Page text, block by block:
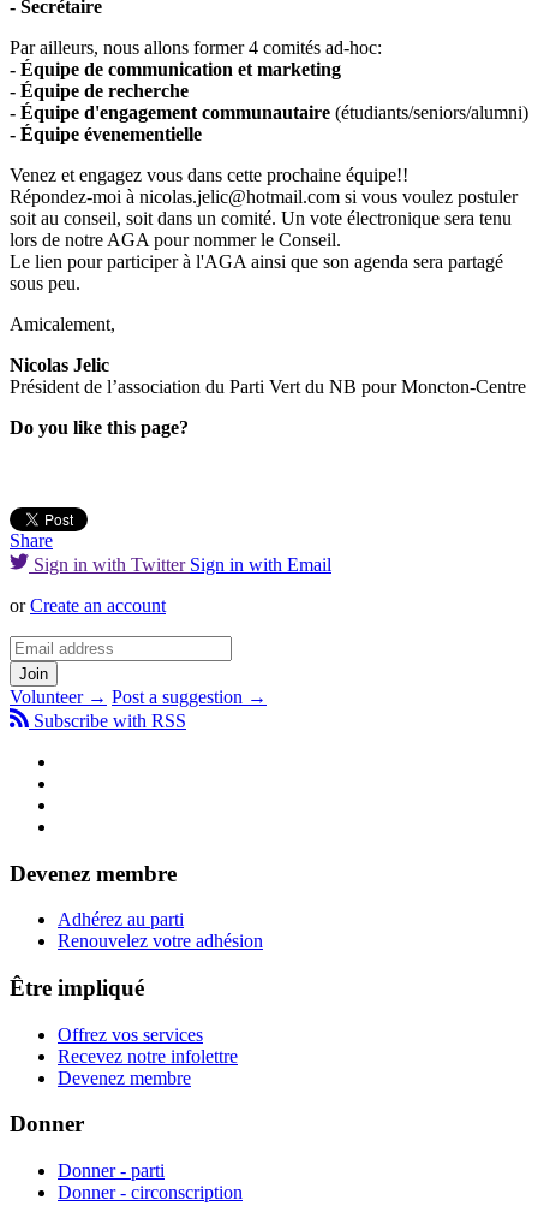
- Secrétaire
Par ailleurs, nous allons former 4 comités ad-hoc:
- Équipe de communication et marketing
- Équipe de recherche
- Équipe d'engagement communautaire (étudiants/seniors/alumni)
- Équipe évenementielle
Venez et engagez vous dans cette prochaine équipe!!
Répondez-moi à nicolas.jelic@hotmail.com si vous voulez postuler
soit au conseil, soit dans un comité. Un vote électronique sera tenu
lors de notre AGA pour nommer le Conseil.
Le lien pour participer à l'AGA ainsi que son agenda sera partagé
sous peu.
Amicalement,
Nicolas Jelic
Président de l’association du Parti Vert du NB pour Moncton-Centre
Do you like this page?
Share
Sign in with Twitter Sign in with Email
orCreate an account
Volunteer → Post a suggestion →
Subscribe with RSS
Devenez membre
Adhérez au parti
Renouvelez votre adhésion
Être impliqué
Offrez vos services
Recevez notre infolettre
Devenez membre
Donner
Donner - parti
Donner - circonscription